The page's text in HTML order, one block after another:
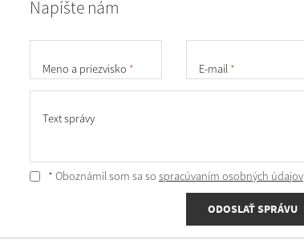
Napíšte nám
Meno a priezvisko * E-mail *
Text správy
* Oboznámil som sa so spracúvaním osobných údajov
ODOSLAŤ SPRÁVU